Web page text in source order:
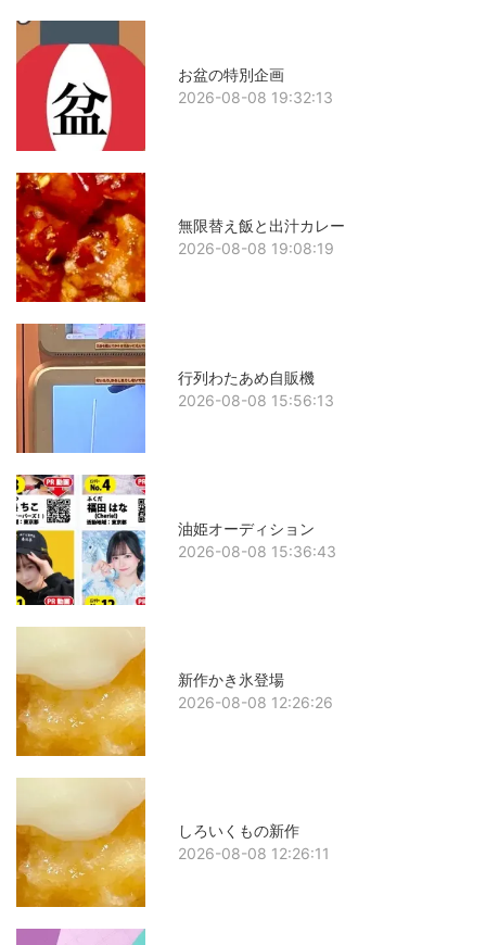
お盆の特別企画
2026-08-08 19:32:13
無限替え飯と出汁カレー
2026-08-08 19:08:19
行列わたあめ自販機
2026-08-08 15:56:13
油姫オーディション
2026-08-08 15:36:43
新作かき氷登場
2026-08-08 12:26:26
しろいくもの新作
2026-08-08 12:26:11